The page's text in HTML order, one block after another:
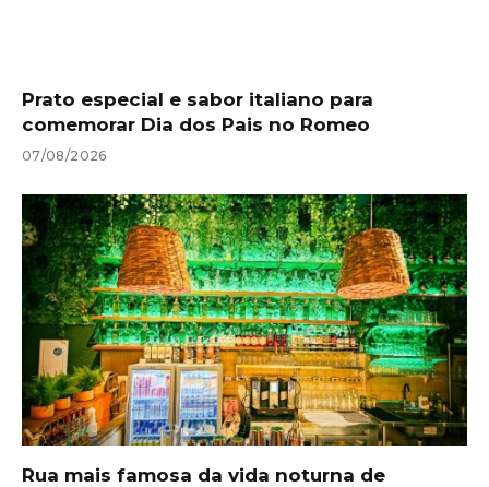
Prato especial e sabor italiano para
comemorar Dia dos Pais no Romeo
07/08/2026
Rua mais famosa da vida noturna de